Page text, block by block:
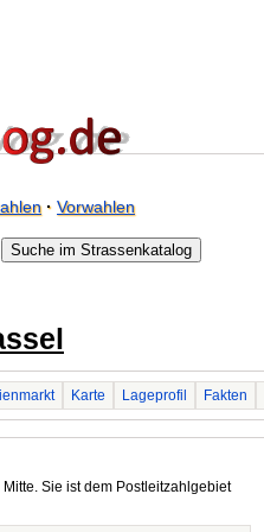
· Vorwahlen
Karte Lageprofil Fakten
Sie ist dem Postleitzahlgebiet